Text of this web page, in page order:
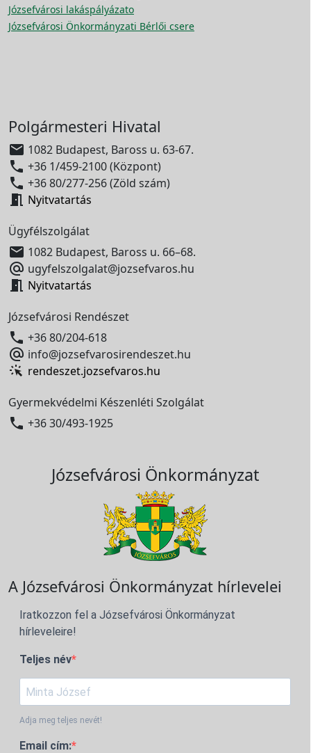
Józsefvárosi lakáspályázato
Józsefvárosi Önkormányzati Bérlői csere
Polgármesteri Hivatal
 1082 Budapest, Baross u. 63-67.
 +36 1/459-2100 (Központ)
 +36 80/277-256 (Zöld szám)
 Nyitvatartás
Ügyfélszolgálat
 1082 Budapest, Baross u. 66–68.
 ugyfelszolgalat@jozsefvaros.hu
 Nyitvatartás
Józsefvárosi Rendészet
 +36 80/204-618
 info@jozsefvarosirendeszet.hu
rendeszet.jozsefvaros.hu
Gyermekvédelmi Készenléti Szolgálat
 +36 30/493-1925
Józsefvárosi Önkormányzat
A Józsefvárosi Önkormányzat hírlevelei
Iratkozzon fel a Józsefvárosi Önkormányzat
hírleveleire!
Teljes név
Adja meg teljes nevét!
Email cím: